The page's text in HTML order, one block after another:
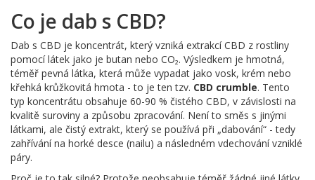
Co je dab s CBD?
Dab s CBD je koncentrát, který vzniká extrakcí CBD z rostliny
pomocí látek jako je butan nebo CO₂. Výsledkem je hmotná,
téměř pevná látka, která může vypadat jako vosk, krém nebo
křehká krůžkovitá hmota - to je ten tzv. CBD crumble. Tento
typ koncentrátu obsahuje 60-90 % čistého CBD, v závislosti na
kvalitě suroviny a způsobu zpracování. Není to směs s jinými
látkami, ale čistý extrakt, který se používá při „dabování“ - tedy
zahřívání na horké desce (nailu) a následném vdechování vzniklé
páry.